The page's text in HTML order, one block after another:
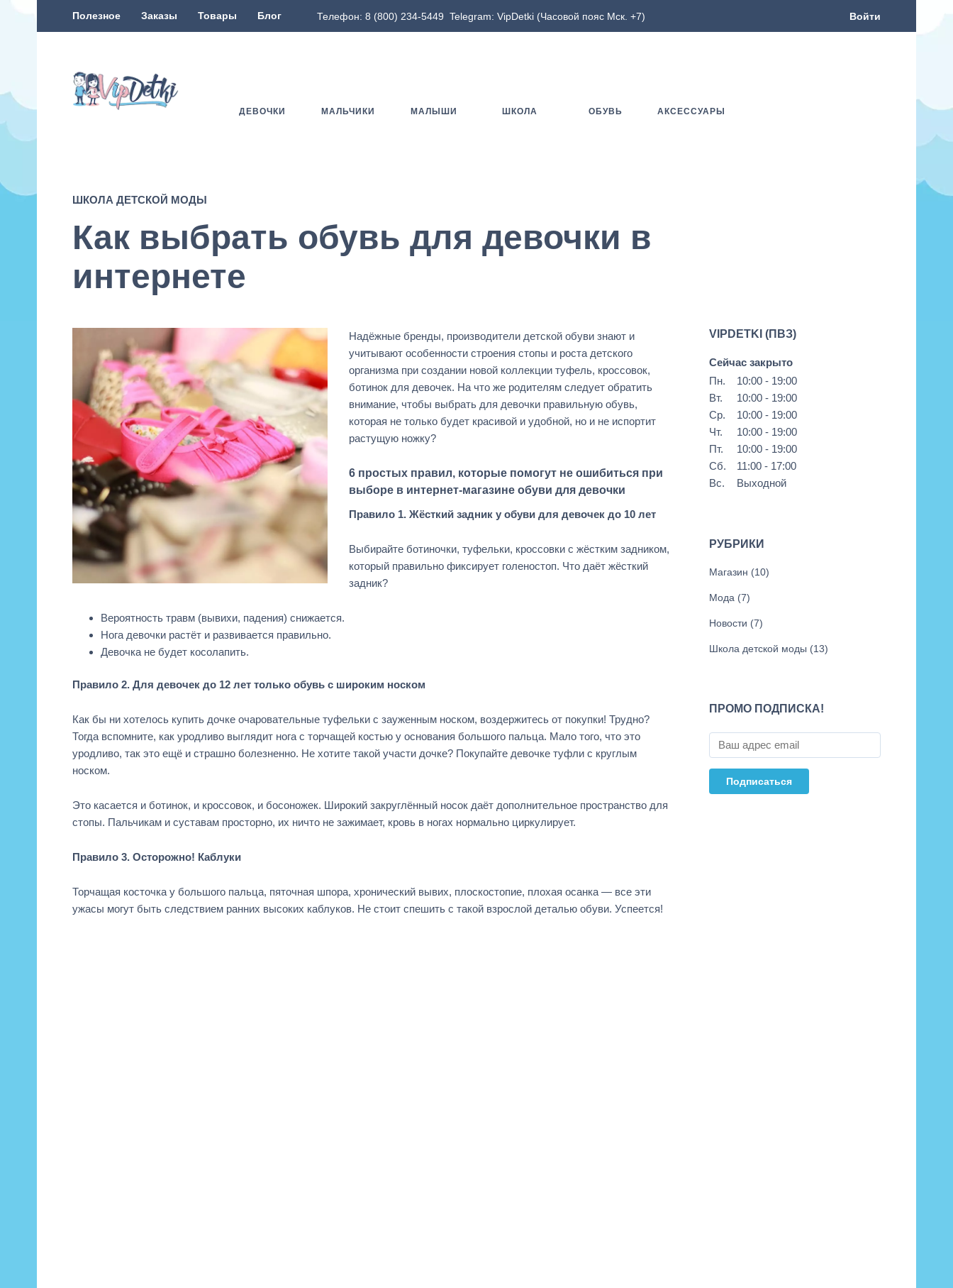
Полезное Заказы Товары Блог Телефон: 8 (800) 234-5449 Telegram: VipDetki (Часовой пояс Мск. +7) Войти
ДЕВОЧКИ МАЛЬЧИКИ МАЛЫШИ ШКОЛА ОБУВЬ АКСЕССУАРЫ
ШКОЛА ДЕТСКОЙ МОДЫ
Как выбрать обувь для девочки в
интернете
Надёжные бренды, производители детской обуви знают и
учитывают особенности строения стопы и роста детского
организма при создании новой коллекции туфель, кроссовок,
ботинок для девочек. На что же родителям следует обратить
внимание, чтобы выбрать для девочки правильную обувь,
которая не только будет красивой и удобной, но и не испортит
растущую ножку?
6 простых правил, которые помогут не ошибиться при
выборе в интернет-магазине обуви для девочки
Правило 1. Жёсткий задник у обуви для девочек до 10 лет
Выбирайте ботиночки, туфельки, кроссовки с жёстким задником,
который правильно фиксирует голеностоп. Что даёт жёсткий
задник?
Вероятность травм (вывихи, падения) снижается.
Нога девочки растёт и развивается правильно.
Девочка не будет косолапить.
Правило 2. Для девочек до 12 лет только обувь с широким носком
Как бы ни хотелось купить дочке очаровательные туфельки с зауженным носком, воздержитесь от покупки! Трудно?
Тогда вспомните, как уродливо выглядит нога с торчащей костью у основания большого пальца. Мало того, что это
уродливо, так это ещё и страшно болезненно. Не хотите такой участи дочке? Покупайте девочке туфли с круглым
носком.
Это касается и ботинок, и кроссовок, и босоножек. Широкий закруглённый носок даёт дополнительное пространство для
стопы. Пальчикам и суставам просторно, их ничто не зажимает, кровь в ногах нормально циркулирует.
Правило 3. Осторожно! Каблуки
Торчащая косточка у большого пальца, пяточная шпора, хронический вывих, плоскостопие, плохая осанка — все эти
ужасы могут быть следствием ранних высоких каблуков. Не стоит спешить с такой взрослой деталью обуви. Успеется!
VIPDETKI (ПВЗ)
Сейчас закрыто
Пн.
10:00 - 19:00
Вт.
10:00 - 19:00
Ср.
10:00 - 19:00
Чт.
10:00 - 19:00
Пт.
10:00 - 19:00
Сб.
11:00 - 17:00
Вс.
Выходной
РУБРИКИ
Магазин (10)
Мода (7)
Новости (7)
Школа детской моды (13)
ПРОМО ПОДПИСКА!